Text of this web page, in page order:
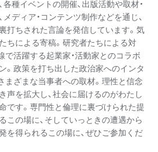
各種イベントの開催、出版活動や取材・
メディア・コンテンツ制作などを通じ、
打ちされた言論を発信しています。気
ちによる寄稿。研究者たちによる対
で活躍する起業家・活動家とのコラボ
。政策を打ち出した政治家へのインタ
まざまな当事者への取材。理性と信念
声を拡大し、社会に届けるのがわたし
です。専門性と倫理に裏づけられた提
この場に、そしていっときの遭遇から
を得られるこの場に、ぜひご参加くだ